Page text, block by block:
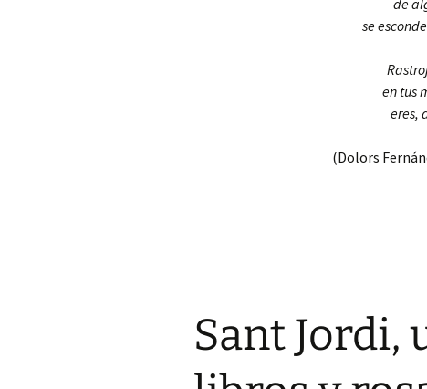
de
se
en tus
eres,
(Dolors
Sant Jordi,